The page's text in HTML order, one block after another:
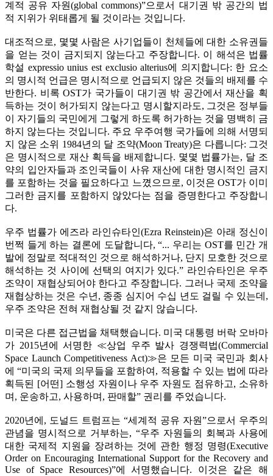
계적 공유 자원(global commons)”으로서 대기권 밖 공간의 법
적 지위가 위태롭게 될 것이라는 것입니다.
대조적으로, 몇몇 사람은 사기업들이 천체들에 대한 소유권들
을 얻는 것이 금지되지 않는다고 주장합니다. 이 해석은 법률
학설 expressio unius est exclusio alterius에 의지합니다: 한 요소
의 명시적 언급은 명시적으로 언급되지 않은 것들의 배제를 수
반한다. 비록 OST가 국가들이 대기권 밖 공간에서 재산을 획
득하는 것이 허가되지 않는다고 명시할지라도, 그것은 정부들
이 자기들의 국민에게 그렇게 하도록 허가하는 것을 명백히 금
하지 않는다는 것입니다. 주요 우주여행 국가들에 의해 서명되
지 않은 소위 1984년의 달 조약(Moon Treaty)은 다릅니다: 그것
은 명시적으로 재산 획득을 배제합니다. 몇몇 법률가는, 달 조
약의 입안자들과 조인국들이 사유 재산에 대한 명시적인 금지
를 포함하는 것을 필요하다고 느꼈으므로, 이것은 OST가 이미
그러한 금지를 포함하지 않았다는 점을 증명한다고 주장합니
다.
우주 법률가 에즈라 라인슈타인(Ezra Reinstein)은 아래 정신이
번쩍 들게 하는 결론에 도달합니다, “... 우리는 OST를 민간 개
발에 정말로 적대적인 것으로 해석하거나, 단지 모호한 것으로
해석하는 것 사이에 선택의 여지가 있다.” 라인슈타인은 우주
조약이 재협상되어야 한다고 주장합니다. 그러나 국제 조약을
재협상하는 것은 수년, 종종 심지어 수십 년도 걸릴 수 있는데,
우주 조약은 전혀 재협상될 것 같지 않습니다.
미국은 다른 접근법을 채택했습니다. 미국 대통령 버락 오바마
가 2015년에 서명한 ≪상업 우주 발사 경쟁력법(Commercial
Space Launch Competitiveness Act)≫은 모든 미국 국민과 회사
에 “미국의 국제 의무들을 포함하여, 적용할 수 있는 법에 따라
획득된 [어떤] 소행성 자원이나 우주 자원도 점유하고, 소유하
며, 운송하고, 사용하며, 판매할” 권리를 주었습니다.
2020년에, 도널드 트럼프는 “세계적 공유 자원”으로서 우주의
관념을 명시적으로 거부하는, “우주 자원들의 회복과 사용에
대한 국제적 지원을 장려하는 것에 관한 행정 명령(Executive
Order on Encouraging International Support for the Recovery and
Use of Space Resources)”에 서명했습니다. 이것은 같은 해